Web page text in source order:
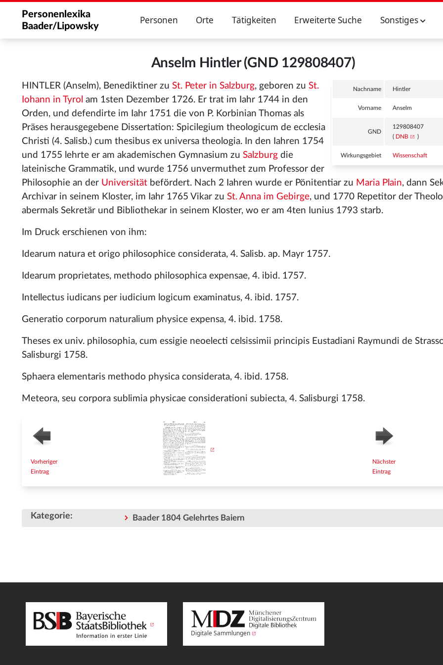
Personenlexika
Baader/Lipowsky
Personen Orte Tätigkeiten Erweiterte Suche Sonstiges
Anselm Hintler (GND 129808407)
Nachname Hintler
Vorname Anselm
GND
129808407
( DNB )
Wirkungsgebiet Wissenschaft
HINTLER (Anselm), Benediktiner zu St. Peter in Salzburg, geboren zu St.
Iohann in Tyrol am 1sten Dezember 1726. Er trat im Iahr 1744 in den
Orden, und defendirte im Iahr 1751 die von P. Korbinian Thomas als
Präses herausgegebene Dissertation: Spicilegium theologicum de ecclesia
Christi (4. Salisb.) cum thesibus ex universa theologia. In den Iahren 1754
und 1755 lehrte er am akademischen Gymnasium zu Salzburg die
lateinische Grammatik, und wurde 1756 unvermuthet zum Professor der
Philosophie an der Universität befördert. Nach 2 Iahren wurde er Pönitentiar zu Maria Plain, dann
Archivar in seinem Kloster, im Iahr 1765 Vikar zu St. Anna im Gebirge, und 1770 Repetitor der
abermals Sekretär und Bibliothekar in seinem Kloster, wo er am 4ten Iunius 1793 starb.
Im Druck erschienen von ihm:
Idearum natura et origo philosophice considerata, 4. Salisb. ap. Mayr 1757.
Idearum proprietates, methodo philosophica expensae, 4. ibid. 1757.
Intellectus iudicans per iudicium logicum examinatus, 4. ibid. 1757.
Generatio corporum naturalium physice expensa, 4. ibid. 1758.
Theses ex univ. philosophia, cum essigie neoelecti celsissimii principis Eustadiani Raymundi de
Salisburgi 1758.
Sphaera elementaris methodo physica considerata, 4. ibid. 1758.
Meteora, seu corpora sublimia physicae considerationi subiecta, 4. Salisburgi 1758.
Vorheriger
Eintrag
Nächster
Eintrag
Kategorie: Baader 1804 Gelehrtes Baiern
Digitale Sammlungen